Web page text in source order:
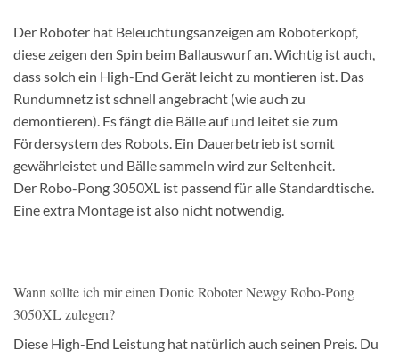
Der Roboter hat Beleuchtungsanzeigen am Roboterkopf,
diese zeigen den Spin beim Ballauswurf an. Wichtig ist auch,
dass solch ein High-End Gerät leicht zu montieren ist. Das
Rundumnetz ist schnell angebracht (wie auch zu
demontieren). Es fängt die Bälle auf und leitet sie zum
Fördersystem des Robots. Ein Dauerbetrieb ist somit
gewährleistet und Bälle sammeln wird zur Seltenheit.
Der Robo-Pong 3050XL ist passend für alle Standardtische.
Eine extra Montage ist also nicht notwendig.
Wann sollte ich mir einen Donic Roboter Newgy Robo-Pong
3050XL zulegen?
Diese High-End Leistung hat natürlich auch seinen Preis. Du